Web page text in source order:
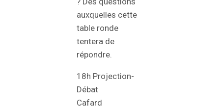
auxquelles cette
table ronde
tentera de
répondre.
18h Projection-
Débat
Cafard